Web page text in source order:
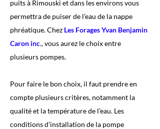
puits à Rimouski et dans les environs vous
permettra de puiser de l’eau de la nappe
phréatique. Chez Les Forages Yvan Benjamin
Caron inc., vous aurez le choix entre
plusieurs pompes.
Pour faire le bon choix, il faut prendre en
compte plusieurs critères, notamment la
qualité et la température de l’eau. Les
conditions d’installation de la pompe